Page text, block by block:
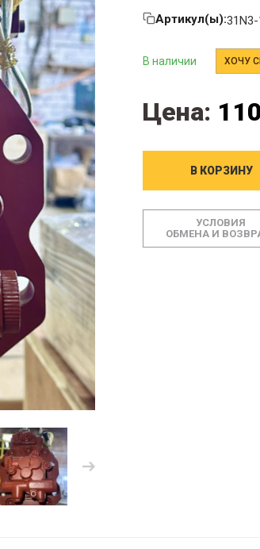
Артикул(ы):
В наличии ХОЧУ
Цена:
В КОРЗИНУ
УСЛОВИЯ
ОБМЕНА И